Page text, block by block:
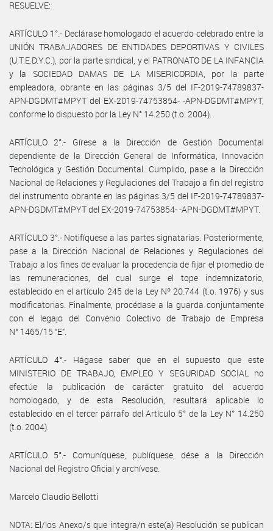
RESUELVE:
ARTÍCULO 1°.- Declárase homologado el acuerdo celebrado entre la
UNIÓN TRABAJADORES DE ENTIDADES DEPORTIVAS Y CIVILES
(U.T.E.D.Y.C.), por la parte sindical, y el PATRONATO DE LA INFANCIA
y la SOCIEDAD DAMAS DE LA MISERICORDIA, por la parte
empleadora, obrante en las páginas 3/5 del IF-2019-74789837-
APN-DGDMT#MPYT del EX-2019-74753854- -APN-DGDMT#MPYT,
conforme lo dispuesto por la Ley N° 14.250 (t.o. 2004).
ARTÍCULO 2°.- Gírese a la Dirección de Gestión Documental
dependiente de la Dirección General de Informática, Innovación
Tecnológica y Gestión Documental. Cumplido, pase a la Dirección
Nacional de Relaciones y Regulaciones del Trabajo a fin del registro
del instrumento obrante en las páginas 3/5 del IF-2019-74789837-
APN-DGDMT#MPYT del EX-2019-74753854- -APN-DGDMT#MPYT.
ARTÍCULO 3°.- Notifíquese a las partes signatarias. Posteriormente,
pase a la Dirección Nacional de Relaciones y Regulaciones del
Trabajo a los fines de evaluar la procedencia de fijar el promedio de
las remuneraciones, del cual surge el tope indemnizatorio,
establecido en el artículo 245 de la Ley Nº 20.744 (t.o. 1976) y sus
modificatorias. Finalmente, procédase a la guarda conjuntamente
con el legajo del Convenio Colectivo de Trabajo de Empresa
N° 1465/15 “E”.
ARTÍCULO 4°.- Hágase saber que en el supuesto que este
MINISTERIO DE TRABAJO, EMPLEO Y SEGURIDAD SOCIAL no
efectúe la publicación de carácter gratuito del acuerdo
homologado, y de esta Resolución, resultará aplicable lo
establecido en el tercer párrafo del Artículo 5° de la Ley N° 14.250
(t.o. 2004).
ARTÍCULO 5°.- Comuníquese, publíquese, dése a la Dirección
Nacional del Registro Oficial y archívese.
Marcelo Claudio Bellotti
NOTA: El/los Anexo/s que integra/n este(a) Resolución se publican